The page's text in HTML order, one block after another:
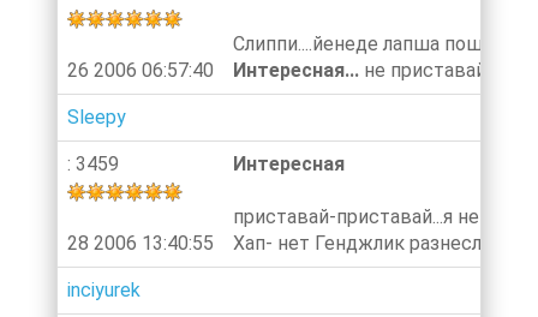
26 2006 06:57:40
Слиппи....йенеде лапша
Интересная...не приставай к
Sleepy
: 3459
28 2006 13:40:55
Интересная
приставай-приставай...я не
Хап- нет Генджлик разнесли....и
inciyurek